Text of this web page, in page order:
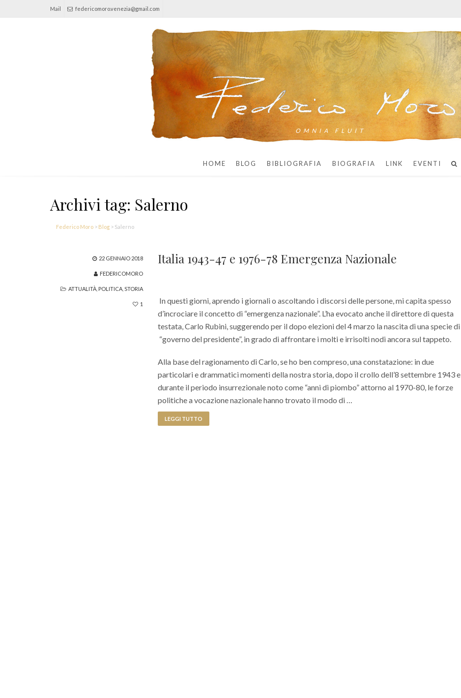
Mail federicomoro.venezia@gmail.com
OMNIA FLUIT
HOME BLOG BIBLIOGRAFIA BIOGRAFIA LINK EVENTI
Archivi tag: Salerno
Federico Moro > Blog > Salerno
22 GENNAIO 2018
FEDERICOMORO
ATTUALITÀ POLITICA ,STORIA
1
Italia 1943-47 e 1976-78 Emergenza Nazionale
In questi giorni, aprendo i giornali o ascoltando i discorsi delle persone, mi capita spesso
d’incrociare il concetto di “emergenza nazionale”. L’ha evocato anche il direttore di questa
testata, Carlo Rubini, suggerendo per il dopo elezioni del 4 marzo la nascita di una specie di
“governo del presidente”, in grado di affrontare i molti e irrisolti nodi ancora sul tappeto.
Alla base del ragionamento di Carlo, se ho ben compreso, una constatazione: in due
particolari e drammatici momenti della nostra storia, dopo il crollo dell’8 settembre 1943 e
durante il periodo insurrezionale noto come “anni di piombo” attorno al 1970-80, le forze
politiche a vocazione nazionale hanno trovato il modo di …
LEGGI TUTTO